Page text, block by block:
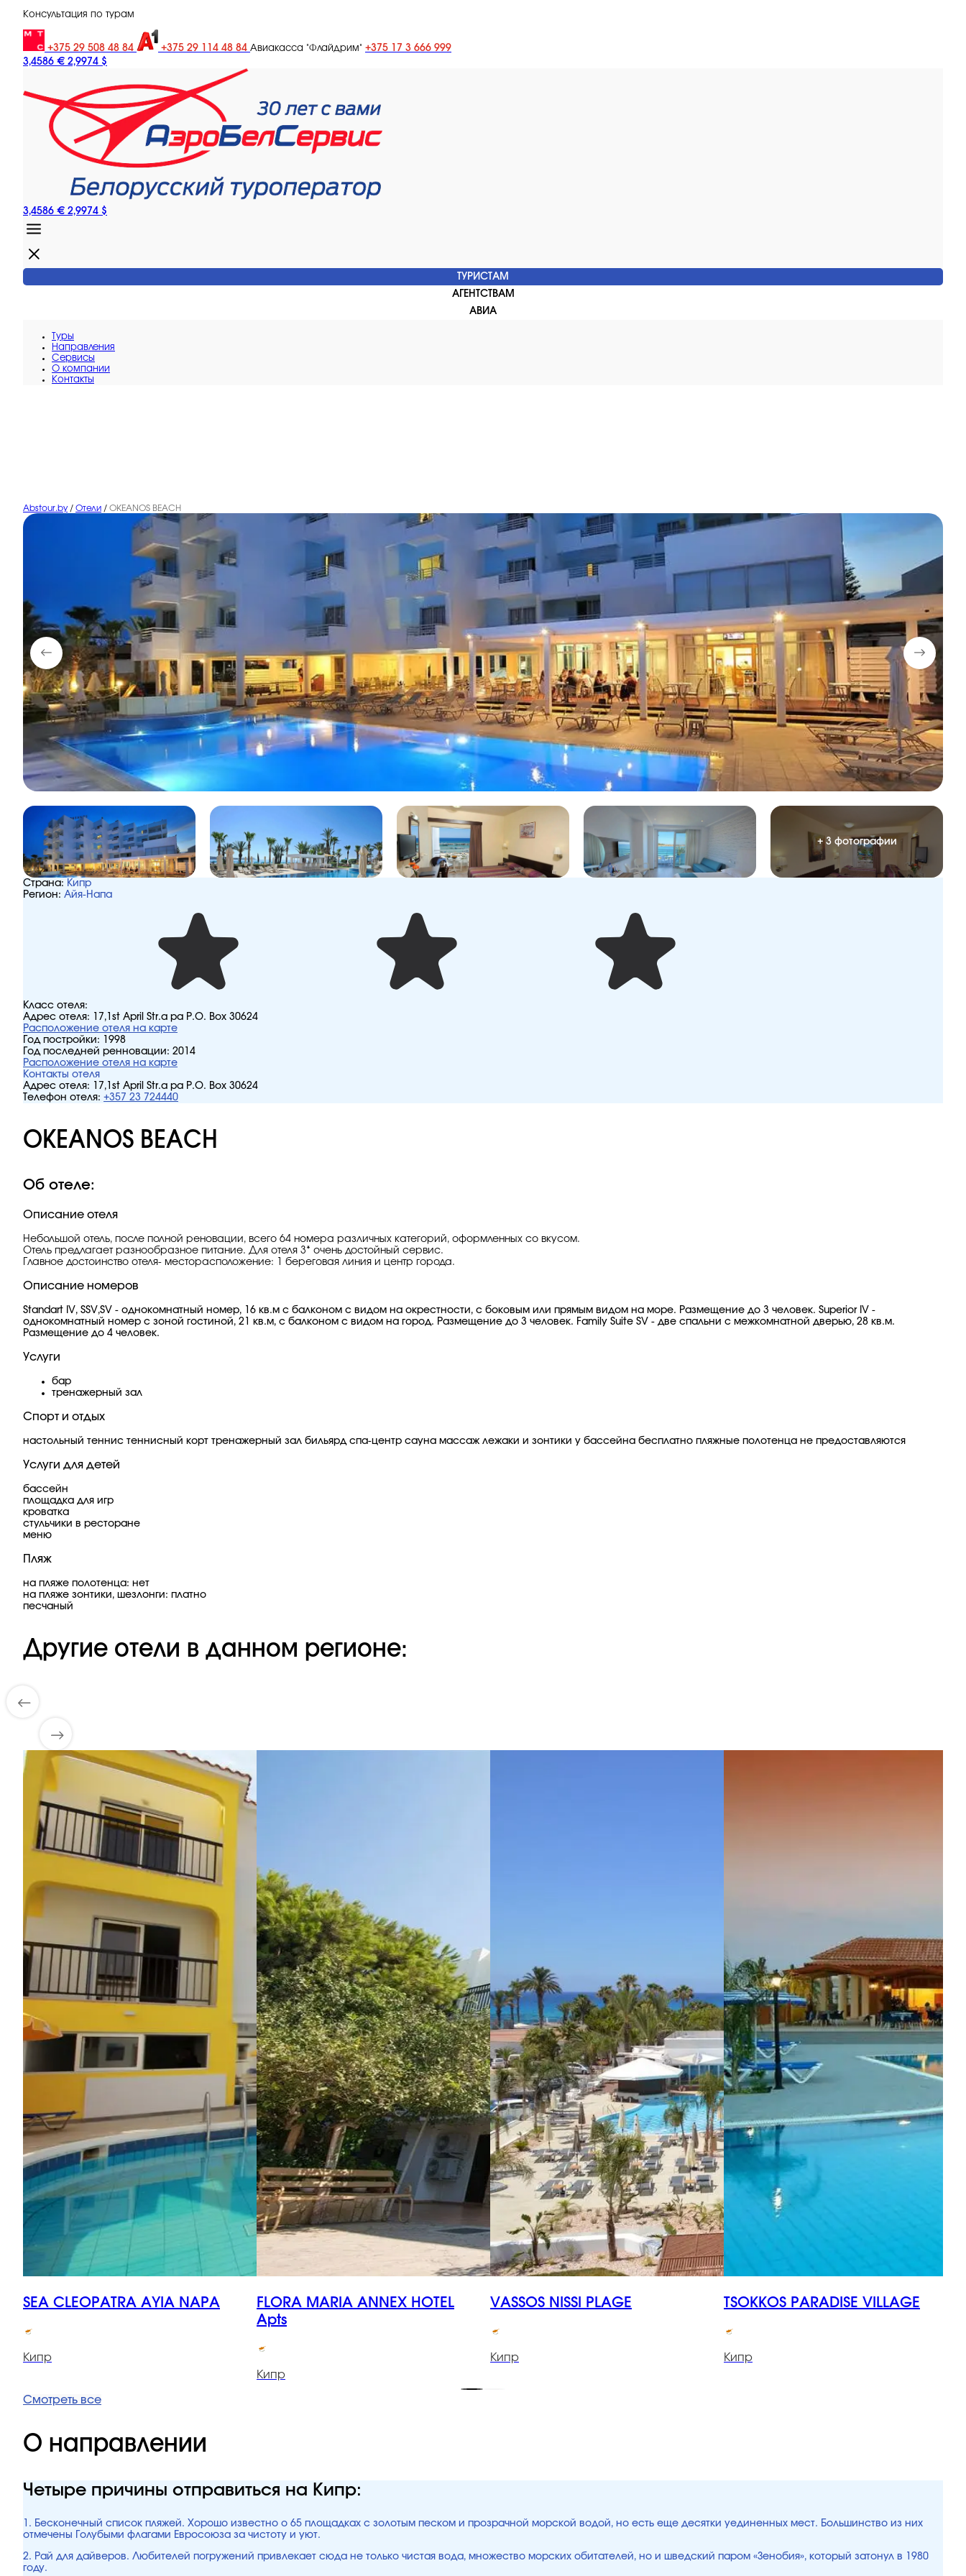
Консультация по турам
+375 29 508 48 84 +375 29 114 48 84 Авиакасса "Флайдрим" +375 17 3 666 999
3,4586 € 2,9974 $
3,4586 € 2,9974 $
ТУРИСТАМ
АГЕНТСТВАМ
АВИА
Туры
Направления
Сервисы
O компании
Контакты
Abstour.by / Отели / OKEANOS BEACH
+ 3 фотографии
Страна: Кипр
Регион: Айя-Напа
Класс отеля:
Адрес отеля:
17,1st April Str.a pa P.O. Box 30624
Расположение отеля на карте
Год постройки:
1998
Год последней ренновации: 2014
Расположение отеля на карте
Контакты отеля
Адрес отеля:
17,1st April Str.a pa P.O. Box 30624
Телефон отеля: +357 23 724440
OKEANOS BEACH
Об отеле:
Описание отеля
Небольшой отель, после полной реновации, всего 64 номера различных категорий, оформленных со вкусом.
Отель предлагает разнообразное питание. Для отеля 3* очень достойный сервис.
Главное достоинство отеля- месторасположение: 1 береговая линия и центр города.
Описание номеров
Standart IV, SSV,SV - однокомнатный номер, 16 кв.м с балконом с видом на окрестности, с боковым или прямым видом на море. Размещение до 3 человек. Superior IV -
однокомнатный номер с зоной гостиной, 21 кв.м, с балконом с видом на город. Размещение до 3 человек. Family Suite SV - две спальни с межкомнатной дверью, 28 кв.м.
Размещение до 4 человек.
Услуги
бар
тренажерный зал
Спорт и отдых
настольный теннис теннисный корт тренажерный зал бильярд спа-центр сауна массаж лежаки и зонтики у бассейна бесплатно пляжные полотенца не предоставляются
Услуги для детей
бассейн
площадка для игр
кроватка
стульчики в ресторане
меню
Пляж
на пляже полотенца: нет
на пляже зонтики, шезлонги: платно
песчаный
Другие отели в данном регионе:
SEA CLEOPATRA AYIA NAPA
Кипр
FLORA MARIA ANNEX HOTEL
Apts
Кипр
VASSOS NISSI PLAGE
Кипр
TSOKKOS PARADISE VILLAGE
Кипр
Смотреть все
О направлении
Четыре причины отправиться на Кипр:
1. Бесконечный список пляжей. Хорошо известно о 65 площадках с золотым песком и прозрачной морской водой, но есть еще десятки уединенных мест. Большинство из них
отмечены Голубыми флагами Евросоюза за чистоту и уют.
2. Рай для дайверов. Любителей погружений привлекает сюда не только чистая вода, множество морских обитателей, но и шведский паром «Зенобия», который затонул в 1980
году.